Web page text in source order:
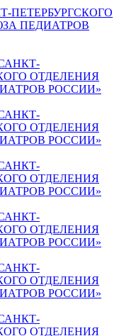
ПЕТЕРБУРГСКОГО
ПЕДИАТРОВ
ОТДЕЛЕНИЯ
РОССИИ»
ОТДЕЛЕНИЯ
РОССИИ»
ОТДЕЛЕНИЯ
РОССИИ»
ОТДЕЛЕНИЯ
РОССИИ»
ОТДЕЛЕНИЯ
РОССИИ»
ОТДЕЛЕНИЯ